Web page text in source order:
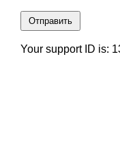
Отправить
Your support ID is: